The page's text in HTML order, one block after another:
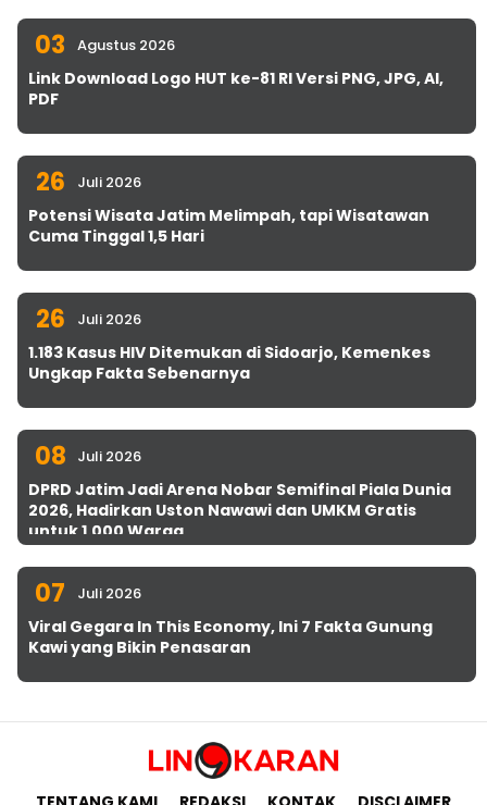
03 Agustus 2026
Link Download Logo HUT ke-81 RI Versi PNG, JPG, AI,
PDF
26 Juli 2026
Potensi Wisata Jatim Melimpah, tapi Wisatawan
Cuma Tinggal 1,5 Hari
26 Juli 2026
1.183 Kasus HIV Ditemukan di Sidoarjo, Kemenkes
Ungkap Fakta Sebenarnya
08 Juli 2026
DPRD Jatim Jadi Arena Nobar Semifinal Piala Dunia
2026, Hadirkan Uston Nawawi dan UMKM Gratis
untuk 1.000 Warga
07 Juli 2026
Viral Gegara In This Economy, Ini 7 Fakta Gunung
Kawi yang Bikin Penasaran